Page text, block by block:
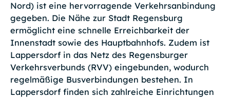
Nord) ist eine hervorragende Verkehrsanbindung
gegeben. Die Nähe zur Stadt Regensburg
ermöglicht eine schnelle Erreichbarkeit der
Innenstadt sowie des Hauptbahnhofs. Zudem ist
Lappersdorf in das Netz des Regensburger
Verkehrsverbunds (RVV) eingebunden, wodurch
regelmäßige Busverbindungen bestehen. In
Lappersdorf finden sich zahlreiche Einrichtungen